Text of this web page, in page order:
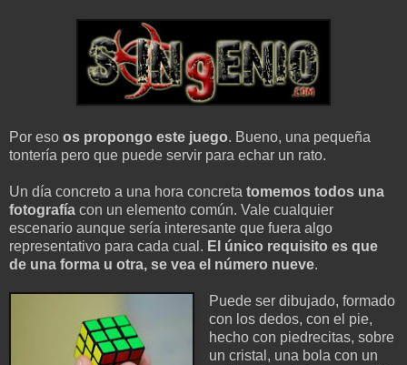
Por eso os propongo este juego. Bueno, una pequeña
tontería pero que puede servir para echar un rato.
Un día concreto a una hora concreta tomemos todos una
fotografía con un elemento común. Vale cualquier
escenario aunque sería interesante que fuera algo
representativo para cada cual. El único requisito es que
de una forma u otra, se vea el número nueve.
Puede ser dibujado, formado
con los dedos, con el pie,
hecho con piedrecitas, sobre
un cristal, una bola con un